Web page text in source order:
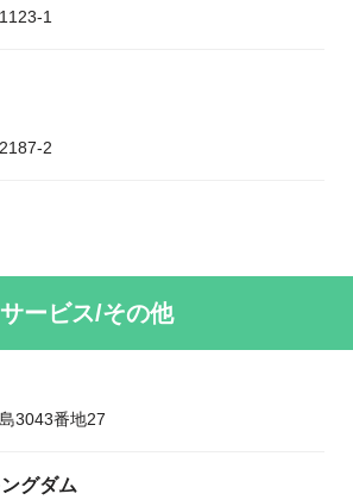
1
2
サービス/その他
3043番地27
グダム